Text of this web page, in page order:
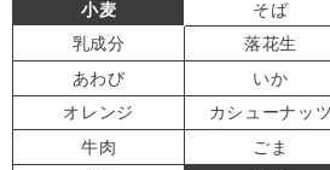
小麦
そば
乳成分
落花生
あわび
いか
オレンジ
カシューナッツ
牛肉
ごま